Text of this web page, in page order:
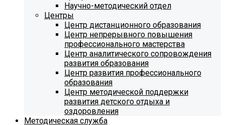
Научно-методический отдел
Центры
Центр дистанционного образования
Центр непрерывного повышения
профессионального мастерства
Центр аналитического сопровождения
развития образования
Центр развития профессионального
образования
Центр методической поддержки
развития детского отдыха и
оздоровления
Методическая служба